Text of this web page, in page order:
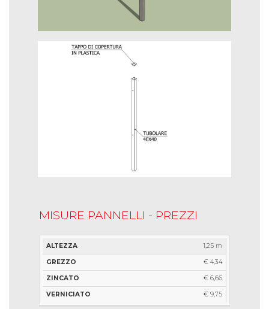
MISURE PANNELLI - PREZZI
ALTEZZA VERNICIATO
1,25 m
€ 4,34
€ 6,66
€ 9,75